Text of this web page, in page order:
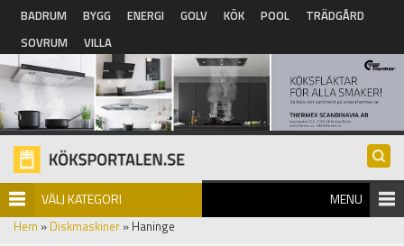
Hoppa till huvudinnehåll
BADRUM BYGG ENERGI GOLV KÖK POOL
TRÄDGÅRD
SOVRUM
VILLA
VÄLJ KATEGORI MENU
Hem » Diskmaskiner » Haninge